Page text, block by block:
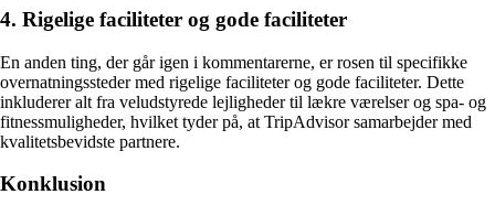
4. Rigelige faciliteter og gode faciliteter
En anden ting, der går igen i kommentarerne, er rosen til specifikke
overnatningssteder med rigelige faciliteter og gode faciliteter. Dette
inkluderer alt fra veludstyrede lejligheder til lækre værelser og spa- og
fitnessmuligheder, hvilket tyder på, at TripAdvisor samarbejder med
kvalitetsbevidste partnere.
Konklusion